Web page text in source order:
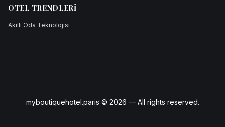
OTEL TRENDLERI
Akıllı Oda Teknolojisi
myboutiquehotel.paris © 2026 — All rights reserved.